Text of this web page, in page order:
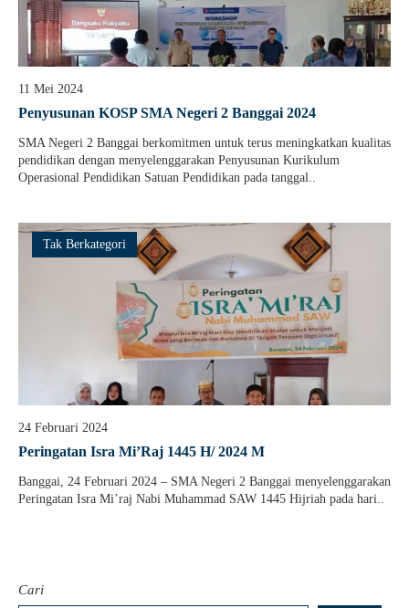
11 Mei 2024
Penyusunan KOSP SMA Negeri 2 Banggai 2024
SMA Negeri 2 Banggai berkomitmen untuk terus meningkatkan kualitas
pendidikan dengan menyelenggarakan Penyusunan Kurikulum
Operasional Pendidikan Satuan Pendidikan pada tanggal..
Tak Berkategori
24 Februari 2024
Peringatan Isra Mi’Raj 1445 H/ 2024 M
Banggai, 24 Februari 2024 – SMA Negeri 2 Banggai menyelenggarakan
Peringatan Isra Mi’raj Nabi Muhammad SAW 1445 Hijriah pada hari..
Cari